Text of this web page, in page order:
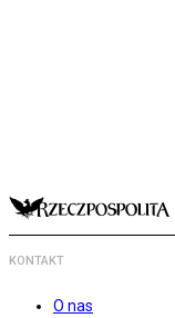
KONTAKT
O nas